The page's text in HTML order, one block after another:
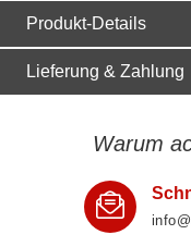
Produkt-Details
Lieferung & Zahlung
Warum